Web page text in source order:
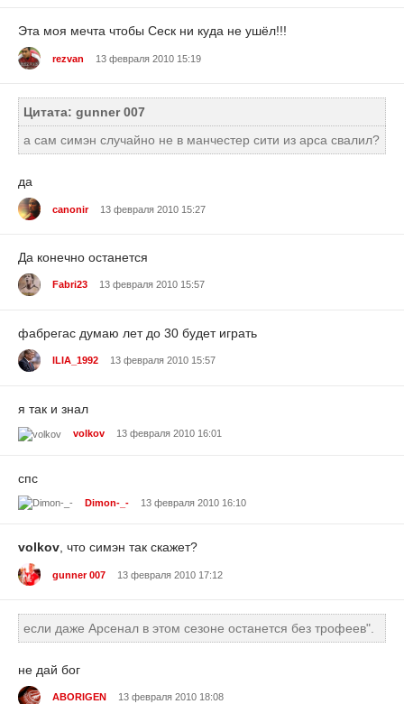
Эта моя мечта чтобы Сеск ни куда не ушёл!!!
rezvan 13 февраля 2010 15:19
Цитата: gunner 007
а сам симэн случайно не в манчестер сити из арса свалил?
да
canonir 13 февраля 2010 15:27
Да конечно останется
Fabri23 13 февраля 2010 15:57
фабрегас думаю лет до 30 будет играть
ILIA_1992 13 февраля 2010 15:57
я так и знал
volkov 13 февраля 2010 16:01
cпс
Dimon-_- 13 февраля 2010 16:10
volkov, что симэн так скажет?
gunner 007 13 февраля 2010 17:12
если даже Арсенал в этом сезоне останется без трофеев".
не дай бог
ABORIGEN 13 февраля 2010 18:08